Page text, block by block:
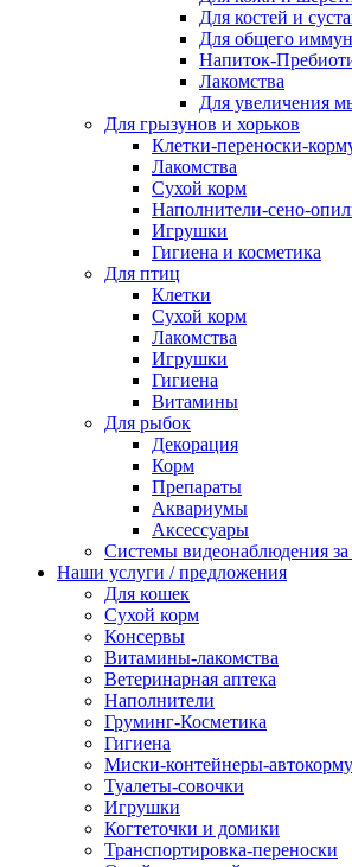
Для костей и
Для общего
Напиток-
Лакомства
Для увеличения
Для грызунов и хорьков
Клетки-переноски-
Лакомства
Сухой корм
Наполнители-сено-
Игрушки
Гигиена и косметика
Для птиц
Клетки
Сухой корм
Лакомства
Игрушки
Гигиена
Витамины
Для рыбок
Декорация
Корм
Препараты
Аквариумы
Аксессуары
Cистемы видеонаблюдения
Наши услуги / предложения
Для кошек
Сухой корм
Консервы
Витамины-лакомства
Ветеринарная аптека
Наполнители
Груминг-Косметика
Гигиена
Миски-контейнеры-
Туалеты-совочки
Игрушки
Когтеточки и домики
Транспортировка-переноски